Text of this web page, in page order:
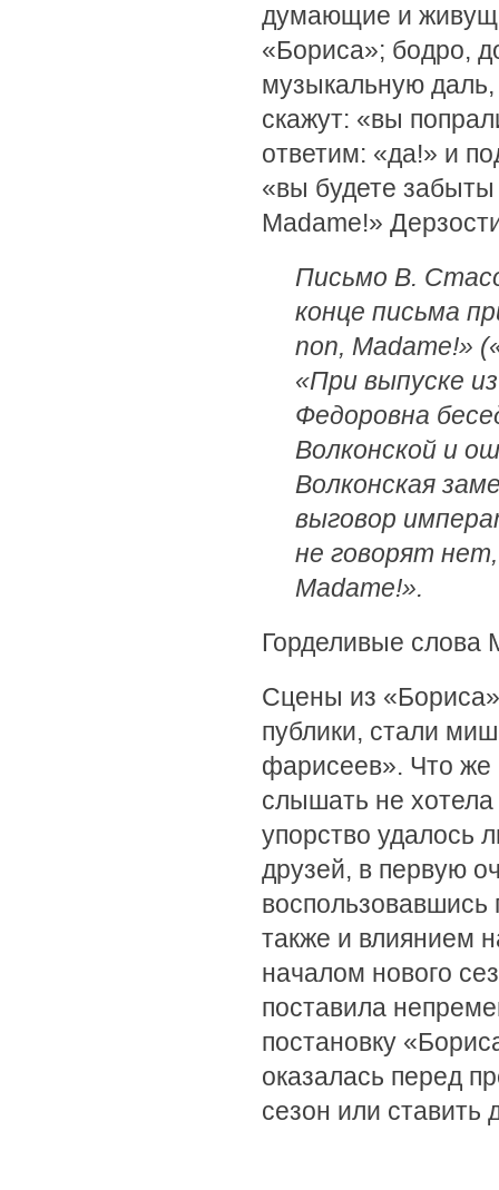
думающие и
«Бориса»; бодро,
музыкальную
скажут: «вы
ответим: «да!» и
«вы будете
Madame!»
Письмо В.
конце письма
non, Madame!»
«При выпуске
Федоровна
Волконской и
Волконская
выговор
не говорят
Madame!».
Горделивые слова
Сцены из
публики, стали
фарисеев». Что же
слышать не
упорство удалось
друзей, в первую
также и влиянием
началом нового
поставила
постановку
оказалась перед
сезон или ставить